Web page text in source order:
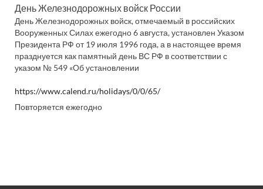
День Железнодорожных войск России
День Железнодорожных войск, отмечаемый в российских
Вооруженных Силах ежегодно 6 августа, установлен Указом
Президента РФ от 19 июля 1996 года, а в настоящее время
празднуется как памятный день ВС РФ в соответствии с
указом № 549 «Об установлении
https://www.calend.ru/holidays/0/0/65/
Повторяется ежегодно